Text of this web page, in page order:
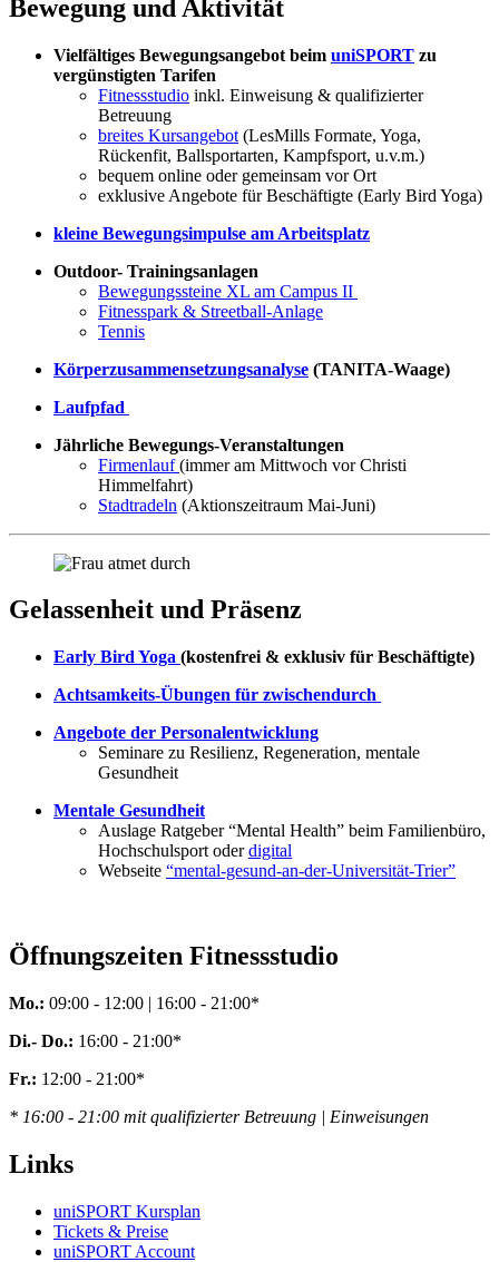
Bewegung und Aktivität
Vielfältiges Bewegungsangebot beim uniSPORT zu
vergünstigten Tarifen
Fitnessstudio inkl. Einweisung & qualifizierter
Betreuung
breites Kursangebot (LesMills Formate, Yoga,
Rückenfit, Ballsportarten, Kampfsport, u.v.m.)
bequem online oder gemeinsam vor Ort
exklusive Angebote für Beschäftigte (Early Bird Yoga)
kleine Bewegungsimpulse am Arbeitsplatz
Outdoor- Trainingsanlagen
Bewegungssteine XL am Campus II
Fitnesspark & Streetball-Anlage
Tennis
Körperzusammensetzungsanalyse (TANITA-Waage)
Laufpfad
Jährliche Bewegungs-Veranstaltungen
Firmenlauf(immer am Mittwoch vor Christi
Himmelfahrt)
Stadtradeln (Aktionszeitraum Mai-Juni)
Gelassenheit und Präsenz
Early Bird Yoga (kostenfrei & exklusiv für Beschäftigte)
Achtsamkeits-Übungen für zwischendurch
Angebote der Personalentwicklung
Seminare zu Resilienz, Regeneration, mentale
Gesundheit
Mentale Gesundheit
Auslage Ratgeber “Mental Health” beim Familienbüro,
Hochschulsport oderdigital
Webseite “mental-gesund-an-der-Universität-Trier”
Öffnungszeiten Fitnessstudio
Mo.: 09:00 - 12:00 | 16:00 - 21:00*
Di.- Do.: 16:00 - 21:00*
Fr.: 12:00 - 21:00*
* 16:00 - 21:00 mit qualifizierter Betreuung | Einweisungen
Links
uniSPORT Kursplan
Tickets & Preise
uniSPORT Account